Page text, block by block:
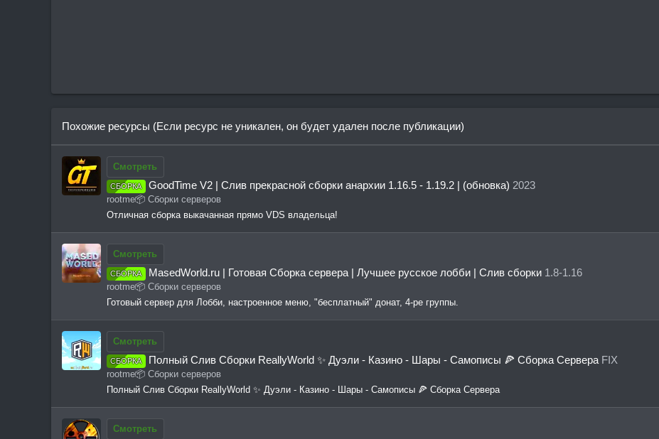
Похожие ресурсы (Если ресурс не уникален, он будет удален после публикации)
Смотреть
СБОРКА GoodTime V2 | Слив прекрасной сборки анархии 1.16.5 - 1.19.2 | (обновка) 2023
rootme📦 Сборки серверов
Отличная сборка выкачанная прямо VDS владельца!
Смотреть
СБОРКА MasedWorld.ru | Готовая Сборка сервера | Лучшее русское лобби | Слив сборки 1.8-1.16
rootme📦 Сборки серверов
Готовый сервер для Лобби, настроенное меню, "бесплатный" донат, 4-ре группы.
Смотреть
СБОРКА Полный Слив Сборки ReallyWorld ✨ Дуэли - Казино - Шары - Самописы 🍕 Сборка Сервера FIX
rootme📦 Сборки серверов
Полный Слив Сборки ReallyWorld ✨ Дуэли - Казино - Шары - Самописы 🍕 Сборка Сервера
Смотреть